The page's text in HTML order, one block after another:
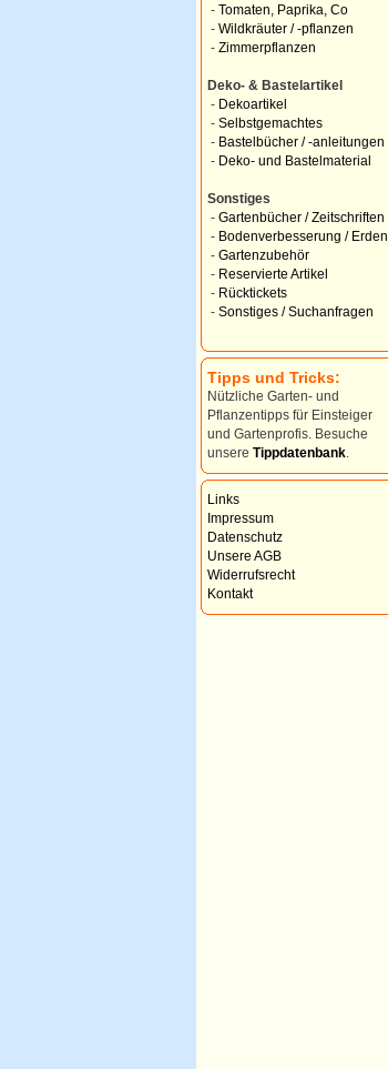
- Tomaten, Paprika, Co
- Wildkräuter / -pflanzen
- Zimmerpflanzen
Deko- & Bastelartikel
- Dekoartikel
- Selbstgemachtes
- Bastelbücher / -anleitungen
- Deko- und Bastelmaterial
Sonstiges
- Gartenbücher / Zeitschriften
- Bodenverbesserung / Erden
- Gartenzubehör
- Reservierte Artikel
- Rücktickets
- Sonstiges / Suchanfragen
Tipps und Tricks:
Nützliche Garten- und
Pflanzentipps für Einsteiger
und Gartenprofis. Besuche
unsere Tippdatenbank
Links
Impressum
Datenschutz
Unsere AGB
Widerrufsrecht
Kontakt